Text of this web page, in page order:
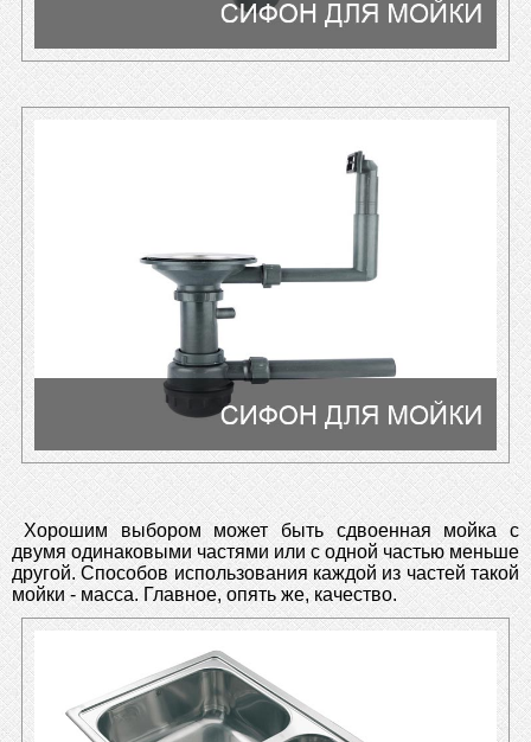
Хорошим выбором может быть сдвоенная мойка с
двумя одинаковыми частями или с одной частью меньше
другой. Способов использования каждой из частей такой
мойки - масса. Главное, опять же, качество.